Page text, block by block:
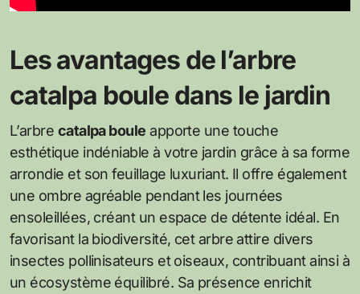
Les avantages de l’arbre
catalpa boule dans le jardin
L’arbre catalpa boule apporte une touche
esthétique indéniable à votre jardin grâce à sa forme
arrondie et son feuillage luxuriant. Il offre également
une ombre agréable pendant les journées
ensoleillées, créant un espace de détente idéal. En
favorisant la biodiversité, cet arbre attire divers
insectes pollinisateurs et oiseaux, contribuant ainsi à
un écosystème équilibré. Sa présence enrichit